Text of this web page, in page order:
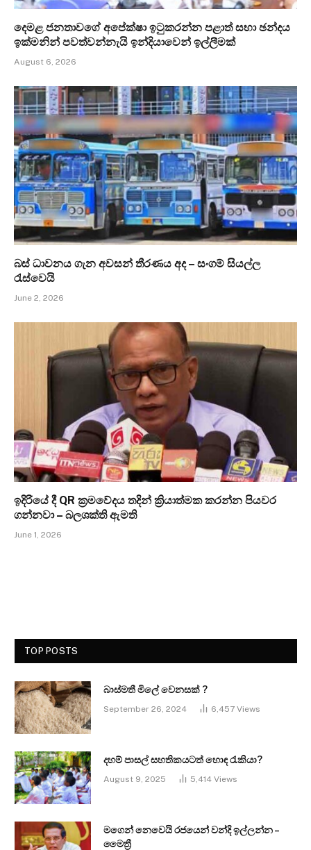
දෙමළ ජනතාවගේ අපේක්ෂා ඉටුකරන්න පළාත් සභා ඡන්දය
ඉක්මනින් පවත්වන්නැයි ඉන්දියාවෙන් ඉල්ලීමක්
August 6, 2026
බස් ධාවනය ගැන අවසන් තීරණය අද – සංගම් සියල්ල
රැස්වෙයි
June 2, 2026
ඉදිරියේ දී QR ක්‍රමවේදය තදින් ක්‍රියාත්මක කරන්න පියවර
ගන්නවා – බලශක්ති ඇමති
June 1, 2026
TOP POSTS
බාස්මතී මිලේ වෙනසක් ?
September 26, 2024 6,457 Views
දහම් පාසල් සහතිකයටත් හොඳ රැකියා?
August 9, 2025 5,414 Views
මගෙන් නෙවෙයි රජයෙන් වන්දි ඉල්ලන්න –
මෛත්‍රී